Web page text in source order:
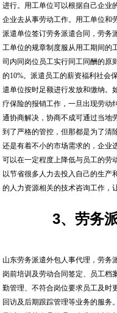
进行。用工单位可以根据自己企业
企业去从事劳动工作。用工单位和
派遣单位签订劳务派遣合同，劳务
工单位的规章制度服从用工期间的
司内同岗位员工实行同工同酬的原
的10%。派遣员工的薪资福利社会
遣单位按时足额进行发放和缴纳。
疗保险的报销工作，一旦出现劳动
通协商解决，协商不成可通过当地
到了严格的管控，但那都是为了清
还是有着不小的市场需求的，企业
可以在一定程度上降低与员工的劳
以节省很多人力去投入自己的生产
的人力资源相关的技术咨询工作，
3、劳务
山东劳务派遣外包人事代理，劳务
岗前培训及劳动合同签定、员工档
勤管理、不符合岗位要求员工及时
回访及后期跟踪管理等业务的服务